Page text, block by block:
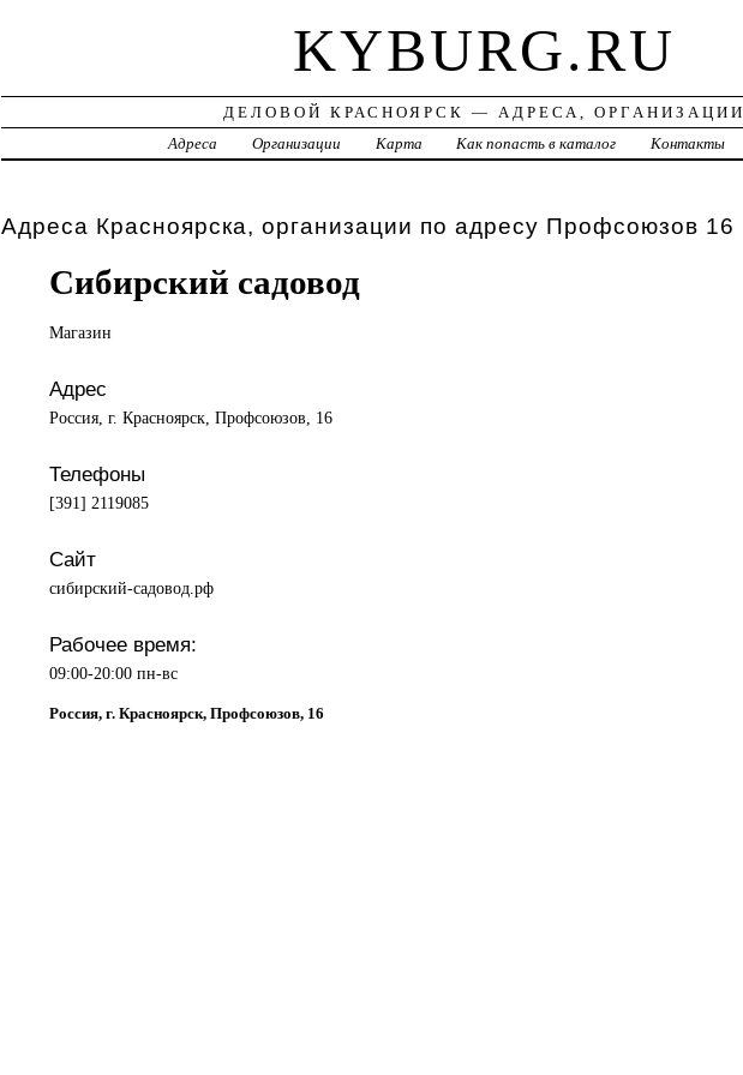
KYBURG.RU
ДЕЛОВОЙ КРАСНОЯРСК — АДРЕСА, ОРГАНИЗАЦИИ
Адреса
Организации Карта Как попасть в каталог Контакты
Адреса Красноярска, организации по адресу Профсоюзов 16
Сибирский садовод
Магазин
Адрес
Россия, г. Красноярск, Профсоюзов, 16
Телефоны
[391] 2119085
Сайт
сибирский-садовод.рф
Рабочее время:
09:00-20:00 пн-вс
Россия, г. Красноярск, Профсоюзов, 16